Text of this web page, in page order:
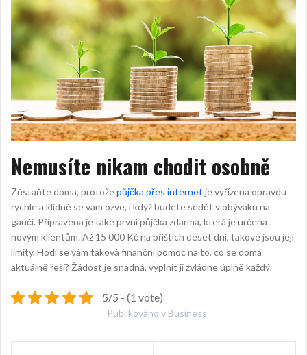
Nemusíte nikam chodit osobně
Zůstaňte doma, protožepůjčka přes internet je vyřízena opravdu
rychle a klidně se vám ozve, i když budete sedět v obýváku na
gauči. Připravena je také první půjčka zdarma, která je určena
novým klientům. Až 15 000 Kč na příštích deset dní, takové jsou její
limity. Hodí se vám taková finanční pomoc na to, co se doma
aktuálně řeší? Žádost je snadná, vyplnit ji zvládne úplně každý.
5/5 - (1 vote)
Publikováno v Business